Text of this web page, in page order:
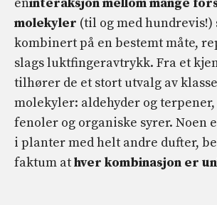
molekyler (til og med hundrevis!)
kombinert på en bestemt måte,
slags luktfingeravtrykk. Fra et
tilhører de et stort utvalg av
molekyler: aldehyder og terpener,
fenoler og organiske syrer. Noen
i planter med helt andre dufter,
faktum athver kombinasjon er